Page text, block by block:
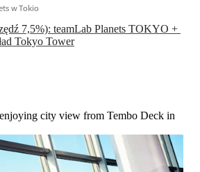
7,5%): teamLab Planets TOKYO +
Tokyo Tower
w Tokio
city view from Tembo Deck in